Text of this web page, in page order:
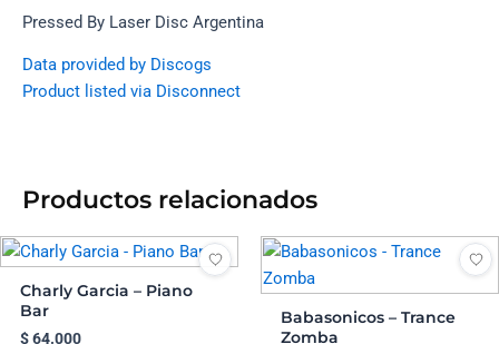
Pressed By Laser Disc Argentina
Data provided by Discogs
Product listed via Disconnect
Productos relacionados
Charly Garcia – Piano
Bar
$64.000
Babasonicos – Trance
Zomba